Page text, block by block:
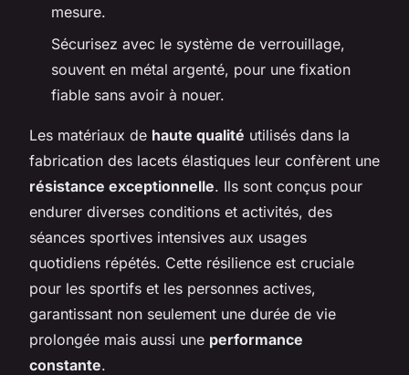
mesure.
Sécurisez avec le système de verrouillage,
souvent en métal argenté, pour une fixation
fiable sans avoir à nouer.
Les matériaux de haute qualité utilisés dans la
fabrication des lacets élastiques leur confèrent une
résistance exceptionnelle. Ils sont conçus pour
endurer diverses conditions et activités, des
séances sportives intensives aux usages
quotidiens répétés. Cette résilience est cruciale
pour les sportifs et les personnes actives,
garantissant non seulement une durée de vie
prolongée mais aussi une performance
constante.